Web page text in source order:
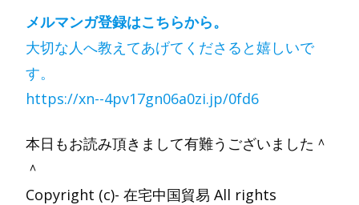
メルマンガ登録はこちらから。
大切な人へ教えてあげてくださると嬉しいで
す。
https://xn--4pv17gn06a0zi.jp/0fd6
本日もお読み頂きまして有難うございました＾
＾
Copyright (c)- 在宅中国貿易 All rights